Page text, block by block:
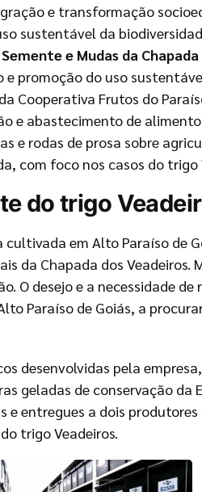
e transformação
sustentável da
e Mudas da
promoção do uso
Cooperativa Frutos do
abastecimento de
e rodas de prosa sobre
com foco nos casos do trigo
do trigo
em Alto Paraíso de
Chapada dos Veadeiros.
O desejo e a necessidade
Paraíso de Goiás, a
desenvolvidas pela
geladas de conservação da
entregues a dois
trigo Veadeiros.